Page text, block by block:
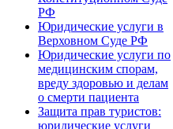
РФ
Юридические услуги в
Верховном Суде РФ
Юридические услуги по
медицинским спорам,
вреду здоровью и делам
о смерти пациента
Защита прав туристов:
юридические услуги